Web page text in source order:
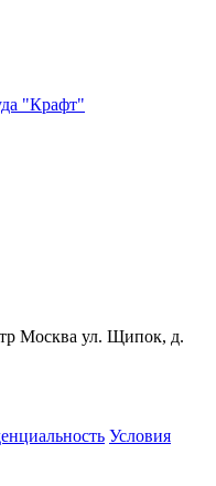
"Крафт"
Москва ул. Щипок, д.
Условия